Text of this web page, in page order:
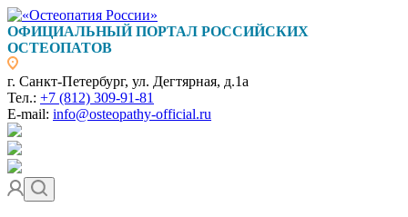
ОФИЦИАЛЬНЫЙ ПОРТАЛ РОССИЙСКИХ
ОСТЕОПАТОВ
г. Санкт-Петербург, ул. Дегтярная, д.1а
Тел.: +7 (812) 309-91-81
E-mail: info@osteopathy-official.ru